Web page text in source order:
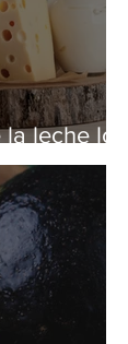
leche los